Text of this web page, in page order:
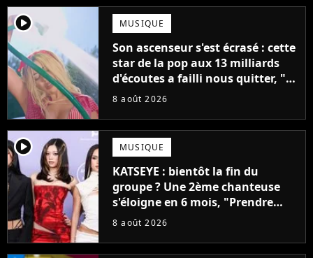
player2 MUSIQUE
Son ascenseur s'est écrasé : cette
star de la pop aux 13 milliards
d'écoutes a failli nous quitter, "Je
pensais ne plus jamais chanter"
8 août 2026
player2 MUSIQUE
KATSEYE : bientôt la fin du
groupe ? Une 2ème chanteuse
s'éloigne en 6 mois, "Prendre
cette décision n’a pas été facile"
8 août 2026